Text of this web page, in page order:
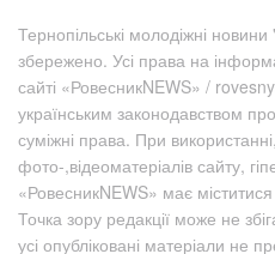
Тернопільські молодіжні
збережено. Усі права на
сайті «РовесникNEWS» /
українським законодавством
суміжні права. При
фото-,відеоматеріалів сайту,
«РовесникNEWS» має
Точка зору редакції може не
усі опубліковані матеріали не